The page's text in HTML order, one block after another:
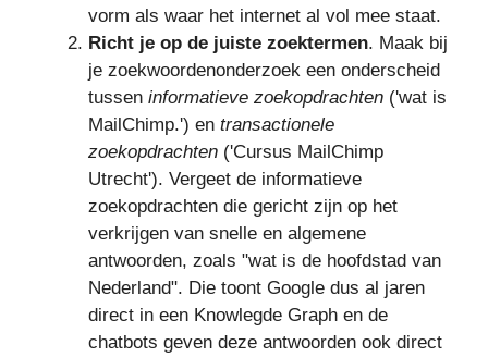
vorm als waar het internet al vol mee staat.
Richt je op de juiste zoektermen. Maak bij
je zoekwoordenonderzoek een onderscheid
tussen informatieve zoekopdrachten ('wat is
MailChimp.') en transactionele
zoekopdrachten ('Cursus MailChimp
Utrecht'). Vergeet de informatieve
zoekopdrachten die gericht zijn op het
verkrijgen van snelle en algemene
antwoorden, zoals "wat is de hoofdstad van
Nederland". Die toont Google dus al jaren
direct in een Knowlegde Graph en de
chatbots geven deze antwoorden ook direct